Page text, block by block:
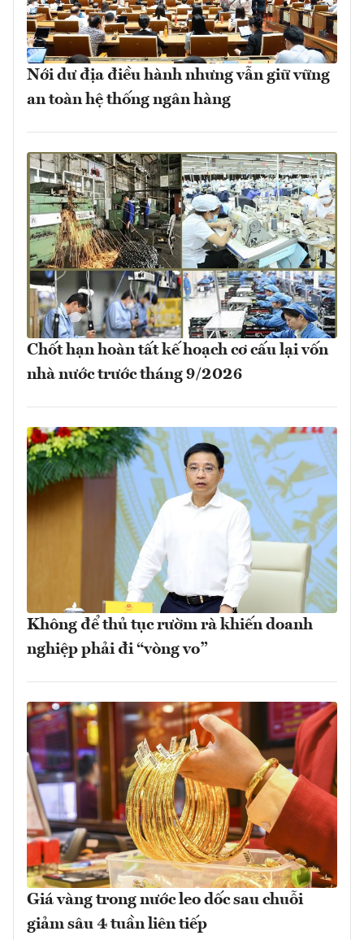
Nới dư địa điều hành nhưng vẫn giữ vững
an toàn hệ thống ngân hàng
Chốt hạn hoàn tất kế hoạch cơ cấu lại vốn
nhà nước trước tháng 9/2026
Không để thủ tục rườm rà khiến doanh
nghiệp phải đi “vòng vo”
Giá vàng trong nước leo dốc sau chuỗi
giảm sâu 4 tuần liên tiếp